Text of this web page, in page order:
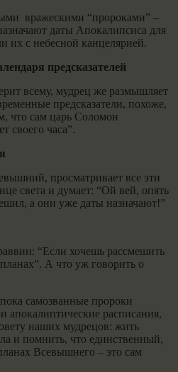
вражескими “пророками” –
даты Апокалипсиса для
их с небесной канцелярией.
предсказателей
всему, мудрец же размышляет
предсказатели, похоже,
что сам царь Соломон
своего часа”.
просматривает все эти
света и думает: “Ой вей, опять
а они уже даты назначают!”
“Если хочешь рассмешить
А что уж говорить о
самозванные пророки
апокалиптические расписания,
наших мудрецов: жить
и помнить, что единственный,
Всевышнего – это сам